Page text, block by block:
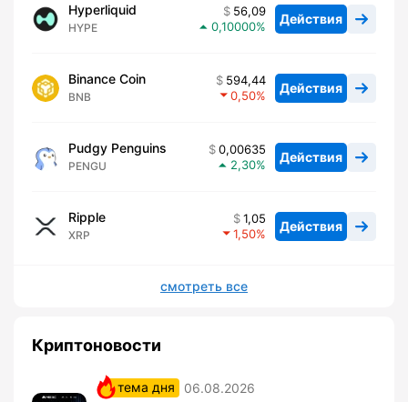
Hyperliquid
HYPE
56,09
0,10000
Действия
Binance Coin
BNB
594,44
0,50
Действия
Pudgy Penguins
PENGU
0,00635
2,30
Действия
Ripple
XRP
1,05
1,50
Действия
смотреть все
Криптоновости
тема дня 06.08.2026